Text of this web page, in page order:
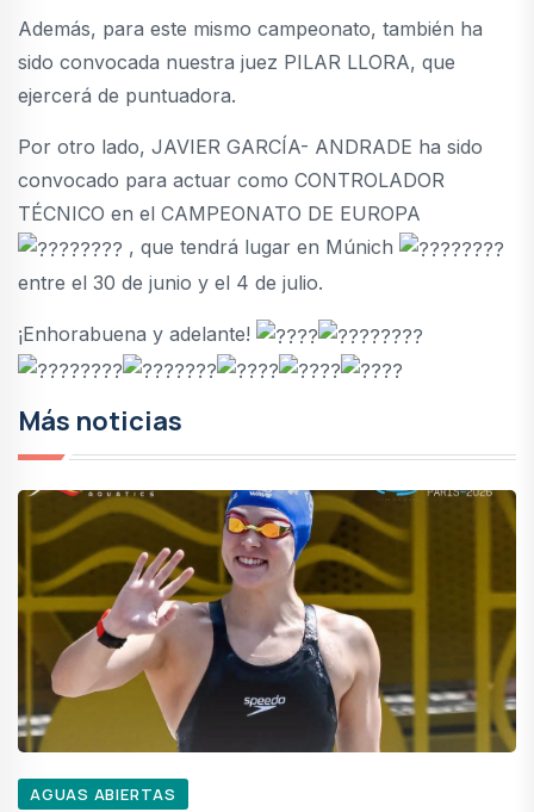
Además, para este mismo campeonato, también ha
sido convocada nuestra juez PILAR LLORA, que
ejercerá de puntuadora.
Por otro lado, JAVIER GARCÍA- ANDRADE ha sido
convocado para actuar como CONTROLADOR
TÉCNICO en el CAMPEONATO DE EUROPA
, que tendrá lugar en Múnich
entre el 30 de junio y el 4 de julio.
¡Enhorabuena y adelante!
Más noticias
AGUAS ABIERTAS